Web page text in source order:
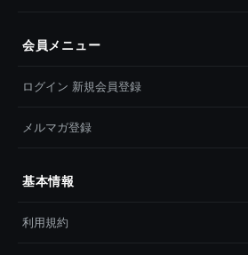
会員メニュー
ログイン 新規会員登録
メルマガ登録
基本情報
利用規約